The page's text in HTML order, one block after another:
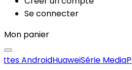
Se connecter
Mon panier
AndroidHuaweiSérie